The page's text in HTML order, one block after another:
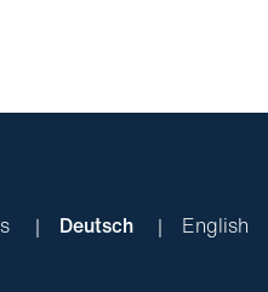
Deutsch English